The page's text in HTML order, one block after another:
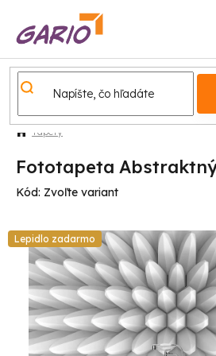
obsah
Tapety
Fototapeta
Kód: Zvoľte variant
Lepidlo zadarmo